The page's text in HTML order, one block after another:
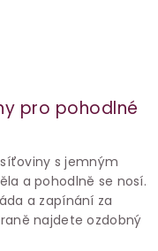
pro pohodlné
s jemným
a pohodlně se nosí.
a zapínání za
najdete ozdobný